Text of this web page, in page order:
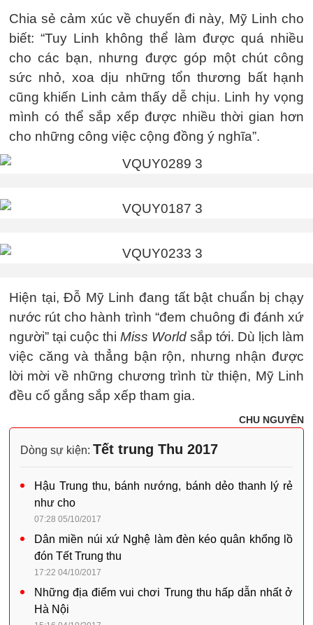
Chia sẻ cảm xúc về chuyến đi này, Mỹ Linh cho
biết: “Tuy Linh không thể làm được quá nhiều
cho các bạn, nhưng được góp một chút công
sức nhỏ, xoa dịu những tổn thương bất hạnh
cũng khiến Linh cảm thấy dễ chịu. Linh hy vọng
mình có thể sắp xếp được nhiều thời gian hơn
cho những công việc cộng đồng ý nghĩa”.
Hiện tại, Đỗ Mỹ Linh đang tất bật chuẩn bị chạy
nước rút cho hành trình “đem chuông đi đánh xứ
người” tại cuộc thi Miss World sắp tới. Dù lịch làm
việc căng và thẳng bận rộn, nhưng nhận được
lời mời về những chương trình từ thiện, Mỹ Linh
đều cố gắng sắp xếp tham gia.
CHU NGUYÊN
Dòng sự kiện: Tết trung Thu 2017
Hậu Trung thu, bánh nướng, bánh dẻo thanh lý rẻ
như cho
07:28 05/10/2017
Dân miền núi xứ Nghệ làm đèn kéo quân khổng lồ
đón Tết Trung thu
17:22 04/10/2017
Những địa điểm vui chơi Trung thu hấp dẫn nhất ở
Hà Nội